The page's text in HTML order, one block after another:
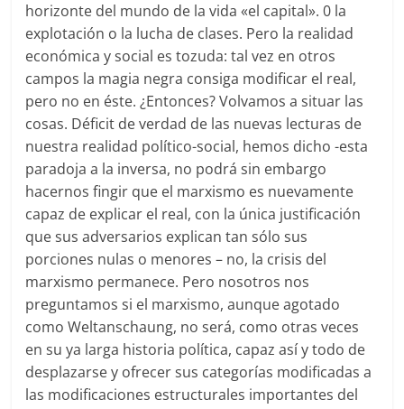
horizonte del mundo de la vida «el capital». 0 la
explotación o la lucha de clases. Pero la realidad
económica y social es tozuda: tal vez en otros
campos la magia negra consiga modificar el real,
pero no en éste. ¿Entonces? Volvamos a situar las
cosas. Déficit de verdad de las nuevas lecturas de
nuestra realidad político-social, hemos dicho -esta
paradoja a la inversa, no podrá sin embargo
hacernos fingir que el marxismo es nuevamente
capaz de explicar el real, con la única justificación
que sus adversarios explican tan sólo sus
porciones nulas o menores – no, la crisis del
marxismo permanece. Pero nosotros nos
preguntamos si el marxismo, aunque agotado
como Weltanschaung, no será, como otras veces
en su ya larga historia política, capaz así y todo de
desplazarse y ofrecer sus categorías modificadas a
las modificaciones estructurales importantes del